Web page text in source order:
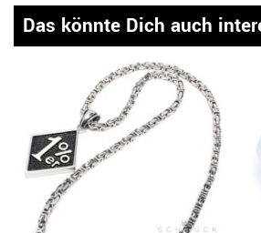
Das könnte Dich auch